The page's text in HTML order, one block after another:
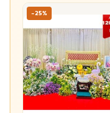
-25%